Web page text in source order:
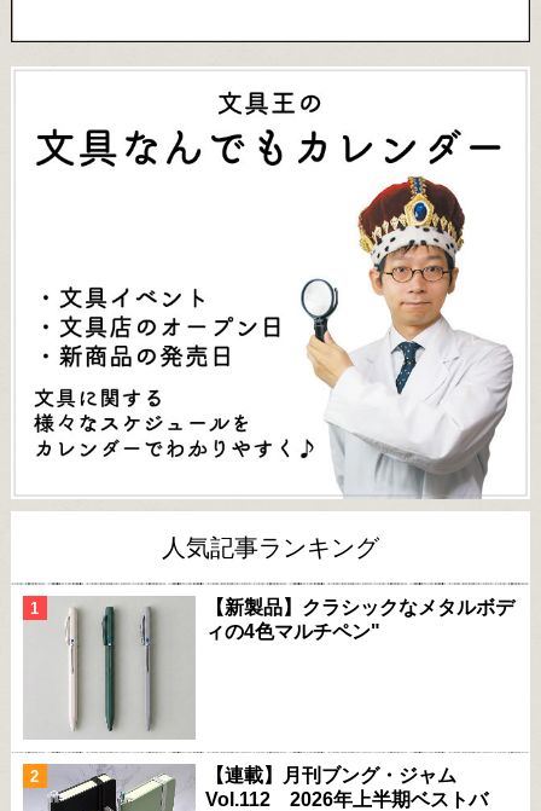
人気記事ランキング
【新製品】クラシックなメタルボデ
ィの4色マルチペン"
【連載】月刊ブング・ジャム
Vol.112 2026年上半期ベストバ